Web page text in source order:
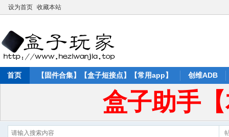
设为首页 收藏本站
首页 【固件合集】【盒子短接点】【常用app】 创维ADB
盒子助手